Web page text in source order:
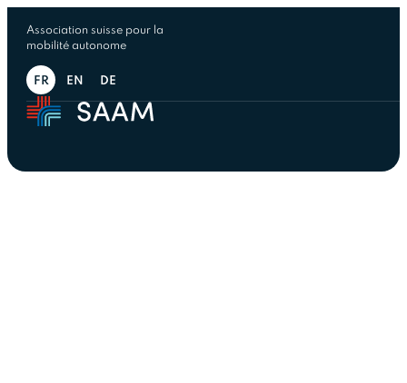
Association suisse pour la
mobilité autonome
FR EN DE
Boîte à outils SAAM